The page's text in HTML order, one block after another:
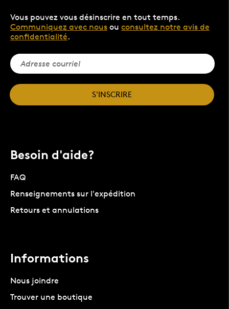
Vous pouvez vous désinscrire en tout temps.
Communiquez avec nous ou consultez notre avis de
confidentialité.
S'INSCRIRE
Besoin d'aide?
FAQ
Renseignements sur l'expédition
Retours et annulations
Informations
Nous joindre
Trouver une boutique